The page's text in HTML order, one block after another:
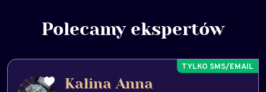
Polecamy ekspertów
Kalina Anna